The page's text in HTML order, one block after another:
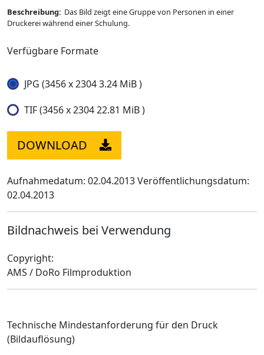
Beschreibung: Das Bild zeigt eine Gruppe von Personen in einer
Druckerei während einer Schulung.
Verfügbare Formate
JPG (3456 x 2304 3.24 MiB )
TIF (3456 x 2304 22.81 MiB )
DOWNLOAD
Aufnahmedatum: 02.04.2013Veröffentlichungsdatum:
02.04.2013
Bildnachweis bei Verwendung
Copyright:
AMS / DoRo Filmproduktion
Technische Mindestanforderung für den Druck
(Bildauflösung)